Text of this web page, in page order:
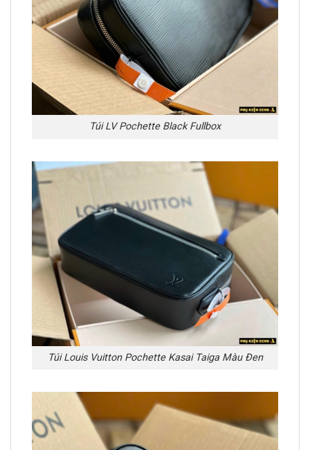
Túi LV Pochette Black Fullbox
Túi Louis Vuitton Pochette Kasai Taiga Màu Đen